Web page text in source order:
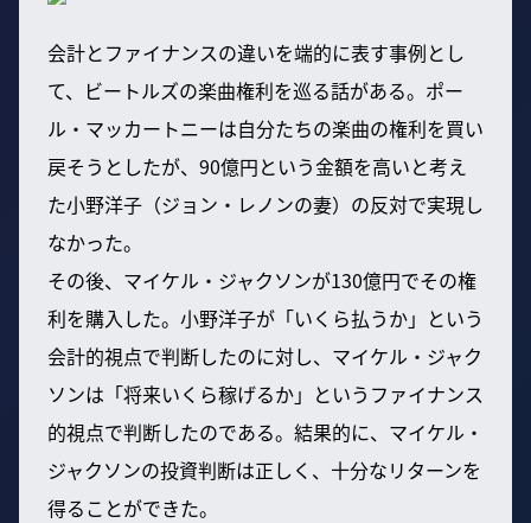
会計とファイナンスの違いを端的に表す事例とし
て、ビートルズの楽曲権利を巡る話がある。ポー
ル・マッカートニーは自分たちの楽曲の権利を買い
戻そうとしたが、90億円という金額を高いと考え
た小野洋子（ジョン・レノンの妻）の反対で実現し
なかった。
その後、マイケル・ジャクソンが130億円でその権
利を購入した。小野洋子が「いくら払うか」という
会計的視点で判断したのに対し、マイケル・ジャク
ソンは「将来いくら稼げるか」というファイナンス
的視点で判断したのである。結果的に、マイケル・
ジャクソンの投資判断は正しく、十分なリターンを
得ることができた。